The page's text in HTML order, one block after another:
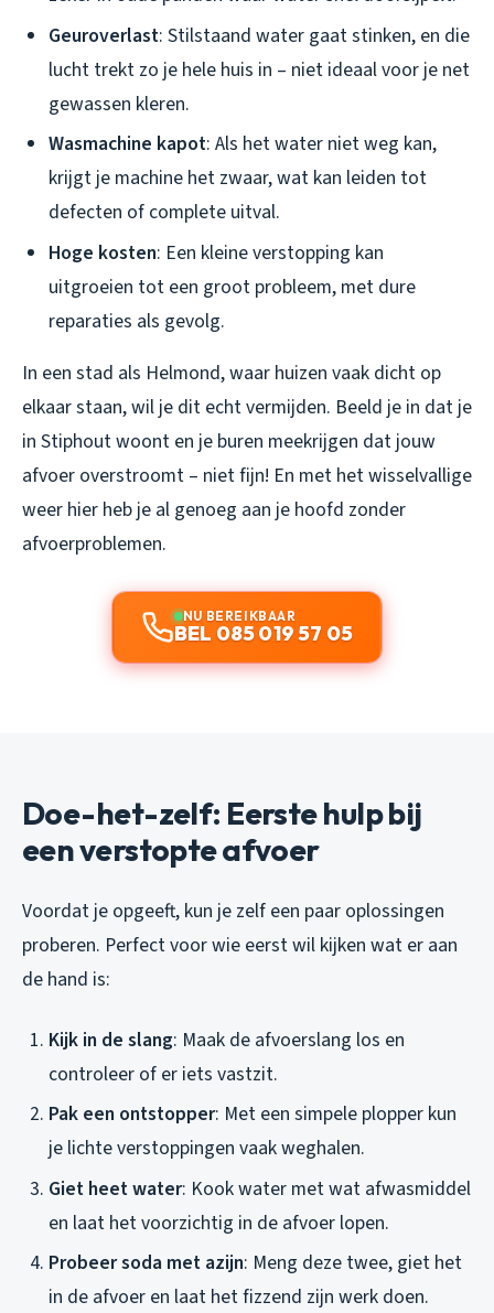
Geuroverlast: Stilstaand water gaat stinken, en die
lucht trekt zo je hele huis in – niet ideaal voor je net
gewassen kleren.
Wasmachine kapot: Als het water niet weg kan,
krijgt je machine het zwaar, wat kan leiden tot
defecten of complete uitval.
Hoge kosten: Een kleine verstopping kan
uitgroeien tot een groot probleem, met dure
reparaties als gevolg.
In een stad als Helmond, waar huizen vaak dicht op
elkaar staan, wil je dit echt vermijden. Beeld je in dat je
in Stiphout woont en je buren meekrijgen dat jouw
afvoer overstroomt – niet fijn! En met het wisselvallige
weer hier heb je al genoeg aan je hoofd zonder
afvoerproblemen.
NU BEREIKBAAR
BEL 085 019 57 05
Doe-het-zelf: Eerste hulp bij
een verstopte afvoer
Voordat je opgeeft, kun je zelf een paar oplossingen
proberen. Perfect voor wie eerst wil kijken wat er aan
de hand is:
Kijk in de slang: Maak de afvoerslang los en
controleer of er iets vastzit.
Pak een ontstopper: Met een simpele plopper kun
je lichte verstoppingen vaak weghalen.
Giet heet water: Kook water met wat afwasmiddel
en laat het voorzichtig in de afvoer lopen.
Probeer soda met azijn: Meng deze twee, giet het
in de afvoer en laat het fizzend zijn werk doen.